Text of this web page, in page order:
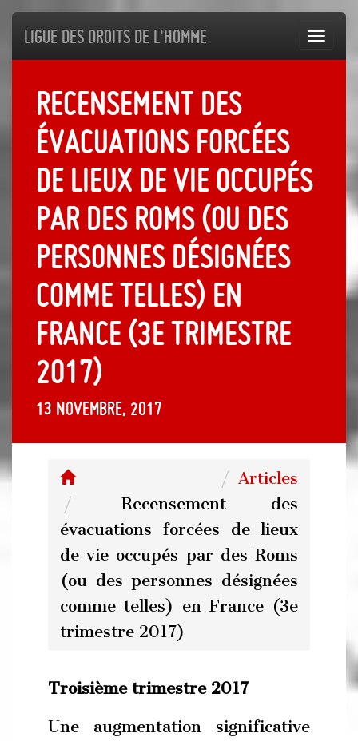
Ligue des droits de l'Homme
Recensement des
évacuations forcées
de lieux de vie occupés
par des Roms (ou des
personnes désignées
comme telles) en
France (3e trimestre
2017)
13 novembre, 2017
Articles
Recensement des
évacuations forcées de lieux
de vie occupés par des Roms
(ou des personnes désignées
comme telles) en France (3e
trimestre 2017)
Troisième trimestre 2017
Une augmentation significative